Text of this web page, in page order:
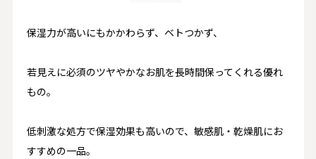
保湿力が高いにもかかわらず、ベトつかず、
若見えに必須のツヤやかなお肌を長時間保ってくれる優れ
もの。
低刺激な処方で保湿効果も高いので、敏感肌・乾燥肌にお
すすめの一品。